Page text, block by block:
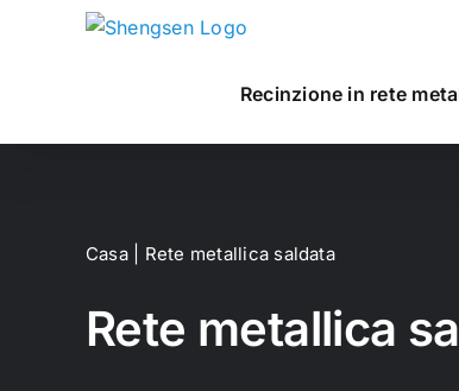
Recinzione in rete
Casa| Rete metallica saldata
Rete metallica